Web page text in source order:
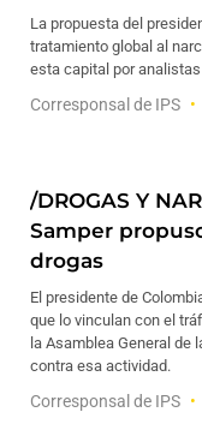
La propuesta del
tratamiento global al
esta capital por
Corresponsal de IPS
/DROGAS Y
Samper
drogas
El presidente de
que lo vinculan con el
la Asamblea General de
contra esa actividad.
Corresponsal de IPS